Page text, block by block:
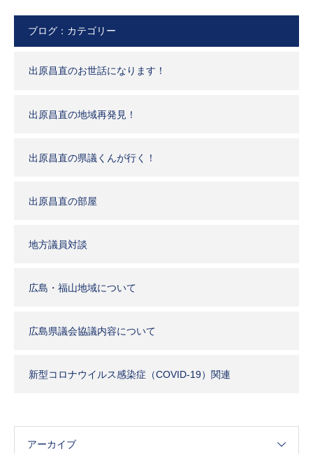
ブログ：カテゴリー
出原昌直のお世話になります！
出原昌直の地域再発見！
出原昌直の県議くんが行く！
出原昌直の部屋
地方議員対談
広島・福山地域について
広島県議会協議内容について
新型コロナウイルス感染症（COVID-19）関連
アーカイブ